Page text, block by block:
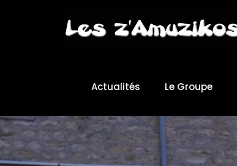
Actualités Le Groupe